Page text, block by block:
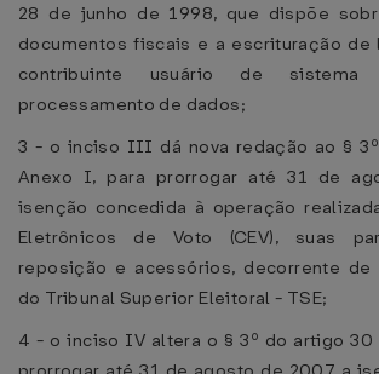
28 de junho de 1998, que dispõe
documentos fiscais e a escrituração
contribuinte usuário de sistema
processamento de dados;
3 - o inciso III dá nova redação ao §
Anexo I, para prorrogar até 31 de
isenção concedida à operação
Eletrônicos de Voto (CEV), suas
reposição e acessórios, decorrente de
do Tribunal Superior Eleitoral - TSE;
4 - o inciso IV altera o § 3º do artigo 30